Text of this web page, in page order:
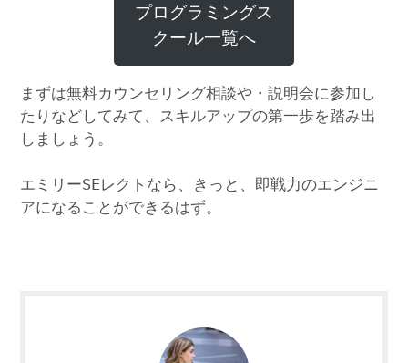
プログラミングス
クール一覧へ
まずは無料カウンセリング相談や・説明会に参加し
たりなどしてみて、スキルアップの第一歩を踏み出
しましょう。
エミリーSEレクトなら、きっと、即戦力のエンジニ
アになることができるはず。